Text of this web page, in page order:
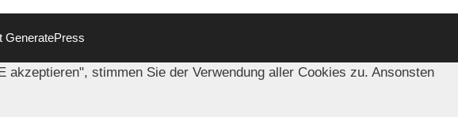
GeneratePress
stimmen Sie der Verwendung aller Cookies zu. Ansonsten